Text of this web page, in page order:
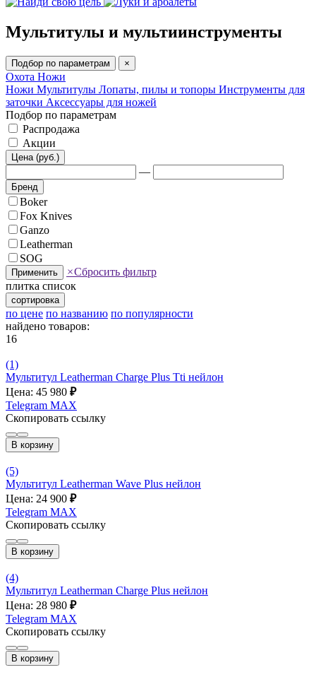
Мультитулы и мультиинструменты
Подбор по параметрам ×
Охота Ножи
Ножи Мультитулы Лопаты, пилы и топоры Инструменты для
заточки Аксессуары для ножей
Подбор по параметрам
Распродажа
Акции
Цена (руб.)
—
Бренд
Boker
Fox Knives
Ganzo
Leatherman
SOG
Применить ×Сбросить фильтр
плитка список
сортировка
по цене по названию по популярности
найдено товаров:
16
(1)
Мультитул Leatherman Charge Plus Tti нейлон
Цена: 45 980 ₽
Telegram MAX
Скопировать ссылку
В корзину
(5)
Мультитул Leatherman Wave Plus нейлон
Цена: 24 900 ₽
Telegram MAX
Скопировать ссылку
В корзину
(4)
Мультитул Leatherman Charge Plus нейлон
Цена: 28 980 ₽
Telegram MAX
Скопировать ссылку
В корзину